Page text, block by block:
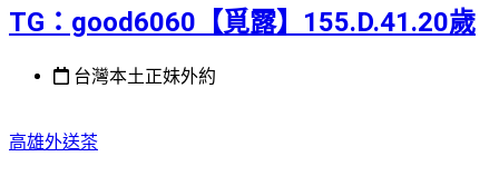
TG：good6060【覓露】155.D.41.20歲
台灣本土正妹外約
高雄外送茶